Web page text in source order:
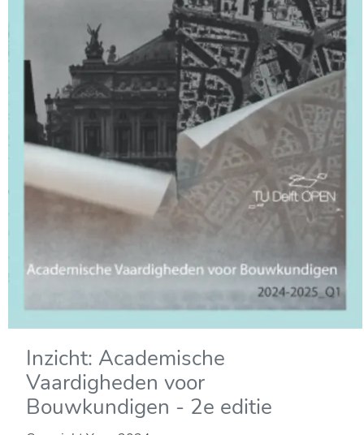
Inzicht: Academische
Vaardigheden voor
Bouwkundigen - 2e editie